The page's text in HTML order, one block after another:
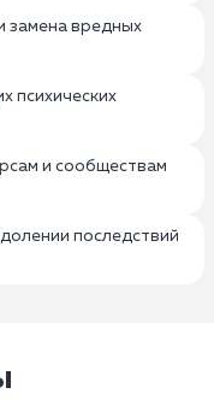
замена вредных
психических
и сообществам
последствий